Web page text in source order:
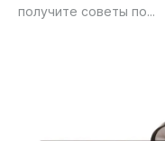
получите советы по...